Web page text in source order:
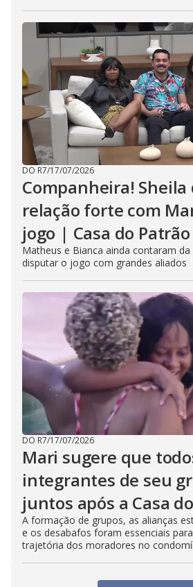
DO R7/17/07/2026
Companheira! Sheila
relação forte com
jogo | Casa do Patrão
Matheus e Bianca ainda contaram
disputar o jogo com grandes aliados
DO R7/17/07/2026
Mari sugere que
integrantes de seu
juntos após a Casa
A formação de grupos, as alianças
e os desabafos foram essenciais
trajetória dos moradores no